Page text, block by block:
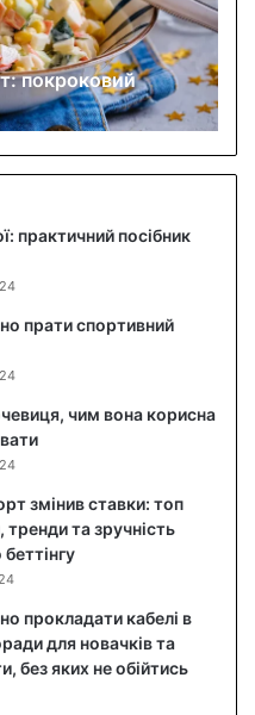
покроковий
практичний посібник
прати спортивний
чим вона корисна
змінив ставки: топ
тренди та зручність
прокладати кабелі в
для новачків та
без яких не обійтись